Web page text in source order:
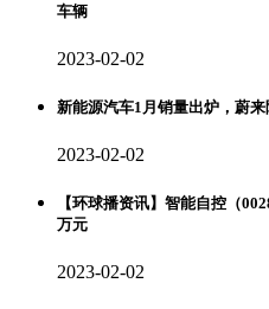
车辆
2023-02-02
新能源汽车1月销量出炉，蔚
2023-02-02
【环球播资讯】智能自控（
万元
2023-02-02